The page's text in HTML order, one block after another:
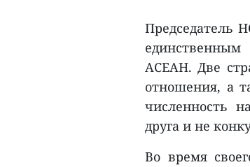
Председатель
АСЕАН. Две
отношения, а
численность
друга и не
Во время